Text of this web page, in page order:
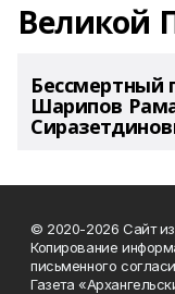
Великой
Бессмертный
Шарипов
© 2020-2026 Сайт
Копирование
письменного
Газета